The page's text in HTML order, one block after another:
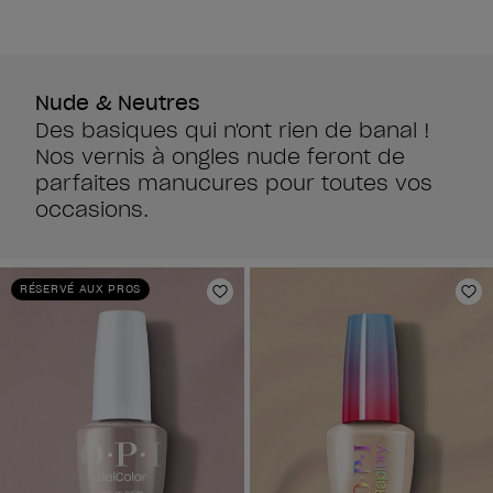
Nude & Neutres
Des basiques qui n'ont rien de banal !
Nos vernis à ongles nude feront de
parfaites manucures pour toutes vos
occasions.
RÉSERVÉ AUX PROS
Ajouter aux favoris